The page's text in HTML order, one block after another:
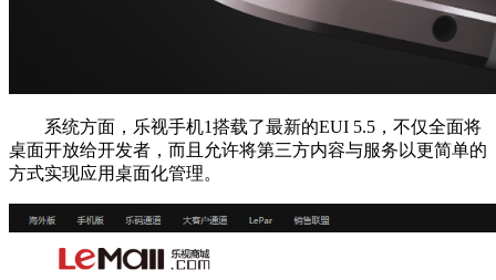
系统方面，乐视手机1搭载了最新的EUI 5.5，不仅全面将
桌面开放给开发者，而且允许将第三方内容与服务以更简单的
方式实现应用桌面化管理。